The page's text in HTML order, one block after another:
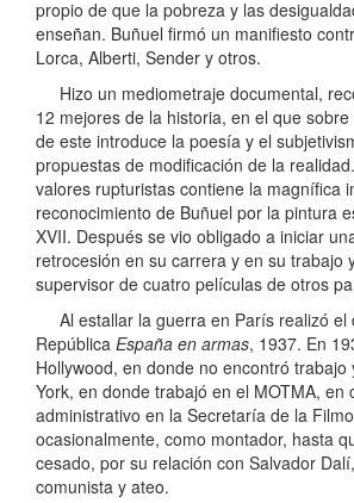
propio de que la pobreza y las
enseñan. Buñuel firmó un manifiesto
Lorca, Alberti, Sender y otros.
Hizo un mediometraje documental,
12 mejores de la historia, en el que
de este introduce la poesía y el
propuestas de modificación de la
valores rupturistas contiene la magnífica
reconocimiento de Buñuel por la pintura
XVII. Después se vio obligado a iniciar
retrocesión en su carrera y en su trabajo
supervisor de cuatro películas de otros
Al estallar la guerra en París realizó el
República España en armas, 1937. En
Hollywood, en donde no encontró trabajo
York, en donde trabajó en el MOTMA, en
administrativo en la Secretaría de la
ocasionalmente, como montador, hasta
cesado, por su relación con Salvador
comunista y ateo.